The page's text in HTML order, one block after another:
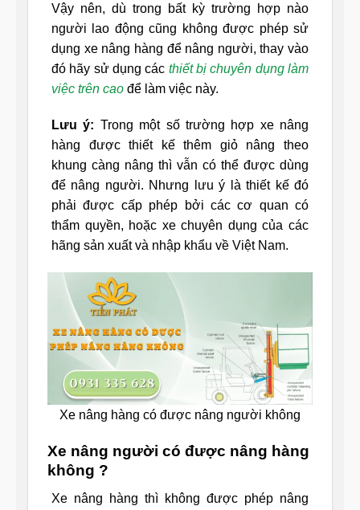
Vậy nên, dù trong bất kỳ trường hợp nào
người lao động cũng không được phép sử
dụng xe nâng hàng để nâng người, thay vào
đó hãy sử dụng các thiết bị chuyên dụng làm
việc trên cao để làm việc này.
Lưu ý: Trong một số trường hợp xe nâng
hàng được thiết kế thêm giỏ nâng theo
khung càng nâng thì vẫn có thể được dùng
để nâng người. Nhưng lưu ý là thiết kế đó
phải được cấp phép bởi các cơ quan có
thẩm quyền, hoặc xe chuyên dụng của các
hãng sản xuất và nhập khẩu về Việt Nam.
Xe nâng hàng có được nâng người không
Xe nâng người có được nâng hàng
không ?
Xe nâng hàng thì không được phép nâng